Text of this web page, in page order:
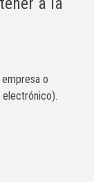
o
electrónico).